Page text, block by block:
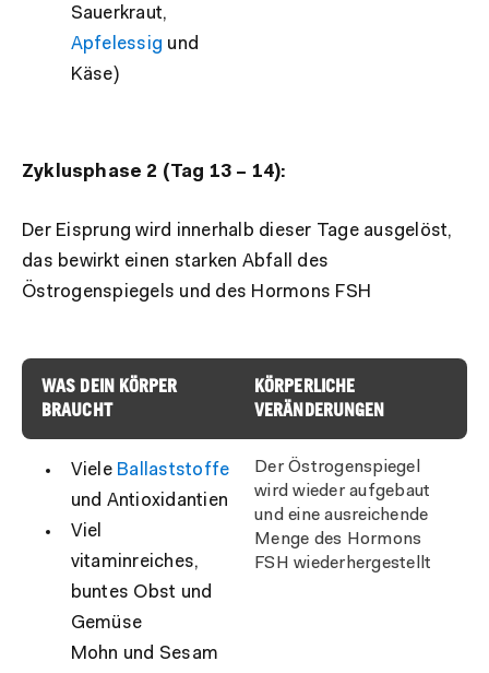
Sauerkraut,
Apfelessig und
Käse)
Zyklusphase 2 (Tag 13 – 14):
Der Eisprung wird innerhalb dieser Tage ausgelöst,
das bewirkt einen starken Abfall des
Östrogenspiegels und des Hormons FSH
WAS DEIN KÖRPER
BRAUCHT
KÖRPERLICHE
VERÄNDERUNGEN
Viele Ballaststoffe
und Antioxidantien
Viel
vitaminreiches,
buntes Obst und
Gemüse
Mohn und Sesam
Der Östrogenspiegel
wird wieder aufgebaut
und eine ausreichende
Menge des Hormons
FSH wiederhergestellt